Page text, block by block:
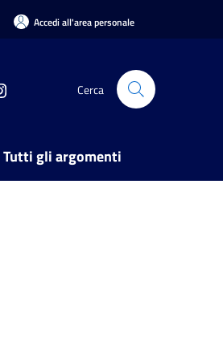
Accedi all'area personale
Cerca
Tutti gli argomenti